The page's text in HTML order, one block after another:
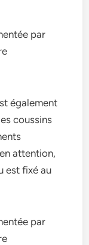
également
coussins
attention,
est fixé au